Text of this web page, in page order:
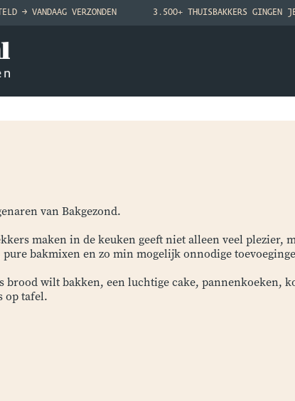
→ VANDAAG VERZONDEN 3.500+ THUISBAKKERS GINGEN
van Bakgezond.
maken in de keuken geeft niet alleen veel plezier,
bakmixen en zo min mogelijk onnodige
wilt bakken, een luchtige cake, pannenkoeken,
op tafel.